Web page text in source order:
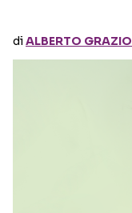
diALBERTO